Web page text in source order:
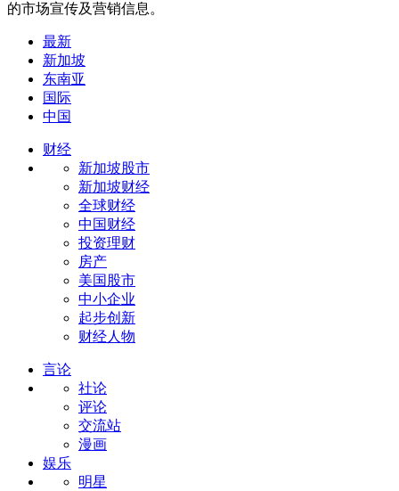
的市场宣传及营销信息。
最新
新加坡
东南亚
国际
中国
财经
新加坡股市
新加坡财经
全球财经
中国财经
投资理财
房产
美国股市
中小企业
起步创新
财经人物
言论
社论
评论
交流站
漫画
娱乐
明星